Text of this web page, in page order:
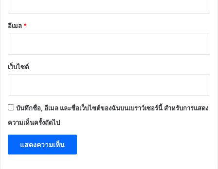
อีเมล *
เว็บไซต์
บันทึกชื่อ, อีเมล และชื่อเว็บไซต์ของฉันบนเบราว์เซอร์นี้ สำหรับการแสดง
ความเห็นครั้งถัดไป